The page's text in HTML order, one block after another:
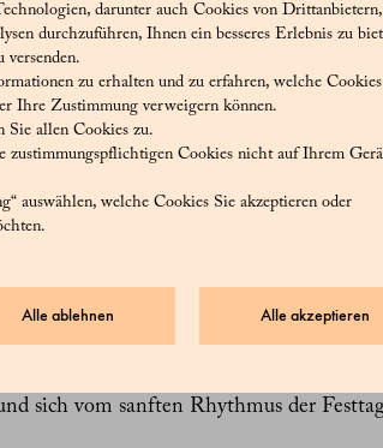
darunter auch Cookies von
durchzuführen, Ihnen ein besseres Erlebnis zu
versenden.
zu erhalten und zu erfahren, welche
Ihre Zustimmung verweigern können.
Sie allen Cookies zu.
zustimmungspflichtigen Cookies nicht auf Ihrem
auswählen, welche Cookies Sie akzeptieren oder
Alle akzeptieren
Alle ablehnen
Symbole: Säulengänge und
kleine Türen, die zum Eintreten
erinnern. Jedes Element ist darauf
von Magie durchdrungene
Gestalt an – mit Kreationen aus
besondere Panettoni,
Panettoni, kleine Nugat-Happen,
aus Mürbeteig. Das
kandierte Schalen und handgezogene
Verpackungen.
Tempo zu drosseln, sich in Details zu
sich vom sanften Rhythmus der